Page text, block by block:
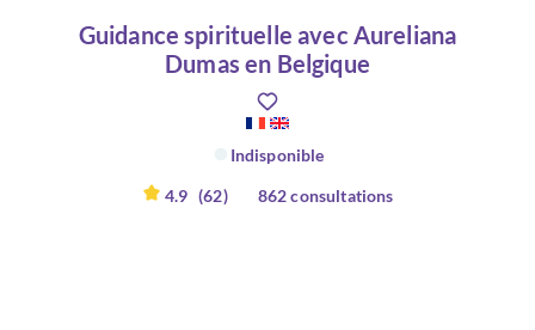
Guidance spirituelle avec Aureliana
Dumas en Belgique
Indisponible
4.9 (62) 862 consultations